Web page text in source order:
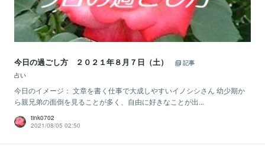
今日の過ごし方 ２０２１年８月７日（土）
記事
占い
今日のイメージ： 文章を書く仕事で大成しやすいイノシシさん 幼少期か
ら親兄弟の面倒を見ることが多く、自由に好きなことが出...
tink0702
2021/08/05 02:50